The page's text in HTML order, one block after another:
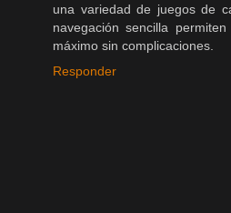
una variedad de juegos de
navegación sencilla
máximo sin complicaciones.
Responder